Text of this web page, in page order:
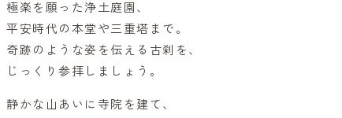
極楽を願った浄土庭園、
平安時代の本堂や三重塔まで。
奇跡のような姿を伝える古刹を、
じっくり参拝しましょう。
静かな山あいに寺院を建て、